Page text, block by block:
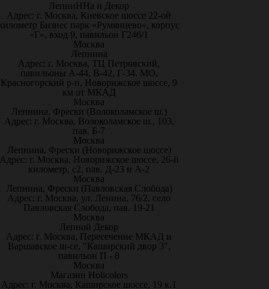
ЛепниННа и Декор
Адрес: г. Москва, Киевское шоссе 22-ой
Бизнес парк «Румянцево», корпус
«Г», вход 9, павильон Г246/1
Москва
Лепнина
Адрес: г. Москва, ТЦ Петровский,
павильоны А-44, В-42, Г-34. МО,
Красногорский р-н, Новорижское шоссе, 9
км от МКАД
Москва
Лепнина, Фрески (Волоколамское ш.)
Адрес: г. Москва, Волоколамское ш., 103,
пав. Б-7
Москва
Лепнина, Фрески (Новорижское шоссе)
г. Москва, Новорижское шоссе, 26-й
километр, с2, пав. Д-23 и А-2
Москва
Лепнина, Фрески (Павловская Слобода)
Адрес: г. Москва, ул. Ленина, 76/2, село
Павловская Слобода, пав. 19-21
Москва
Лепной Декор
Адрес: г. Москва, Пересечение МКАД и
Варшавское ш-се, "Каширский двор 3",
павильон П - 8
Москва
Магазин Holicolors
Адрес: г. Москва, Каширское шоссе, 19 к.1